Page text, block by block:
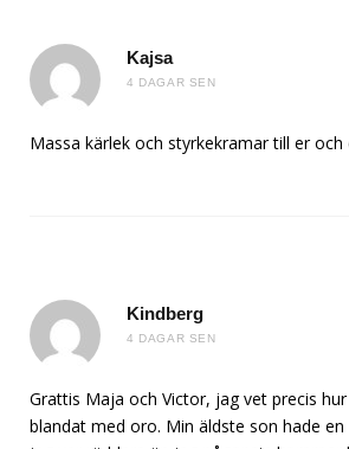
Kajsa
4 DAGAR SEN
Massa kärlek och styrkekramar till er
Kindberg
4 DAGAR SEN
Grattis Maja och Victor, jag vet precis
blandat med oro. Min äldste son hade